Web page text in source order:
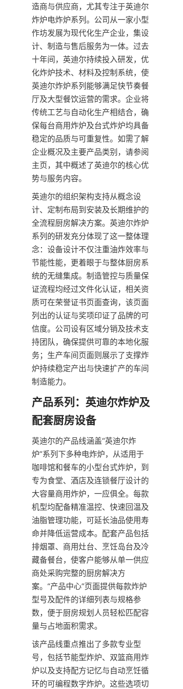
造商与供应商，尤其专注于英迪尔
炸炉电炸炉系列。公司从一家小型
作坊发展为现代化生产企业，集设
计、制造与售后服务为一体。过去
十年间，英迪尔持续投入研发，优
化炸炉技术、材料及控制系统，使
英迪尔炸炉系列能够满足快节奏餐
厅及大型餐饮运营的需求。企业将
传统工艺与自动化生产相结合，确
保每台商用炸炉及台式炸炉均具备
稳定的品质与可重复性。如需了解
企业概况及主要产品类别，请参阅
主页，其中概述了英迪尔的核心优
势与服务内容。
英迪尔的组织架构支持从概念设
计、定制布局到安装及长期维护的
全流程厨房解决方案。英迪尔炸炉
系列的研发充分体现了这一整体理
念：设备设计不仅注重油炸效率与
节能性能，更着眼于与整体厨房系
统的无缝集成。制造管控与质量保
证流程均经过文件化认证，相关资
质可在荣誉证书页面查询，该页面
列出的认证与奖项印证了品牌的可
信度。公司设有区域分销及技术支
持团队，确保提供可靠的本地化服
务；生产车间页面则展示了支撑炸
炉持续稳定产出与快速扩产的车间
制造能力。
产品系列：英迪尔炸炉及
配套厨房设备
英迪尔的产品线涵盖“英迪尔炸
炉”系列下多种电炸炉，从适用于
咖啡馆和餐车的小型台式炸炉，到
专为食堂、酒店及连锁餐厅设计的
大容量商用炸炉，一应俱全。每款
机型均配备精准温控、快速回温及
油脂管理功能，可延长油品使用寿
命并降低运营成本。配套产品包括
排烟罩、商用灶台、烹饪岛台及冷
藏备餐台，使客户能够从单一供应
商处采购完整的厨房解决方
案。“产品中心”页面提供每款炸炉
型号及配件的详细列表与规格参
数，便于厨房规划人员轻松匹配容
量与占地面积需求。
该产品线重点推出了多款专业型
号，包括节能型炸炉、双篮商用炸
炉以及支持配方记忆与自动烹饪循
环的可编程数字炸炉。这些选项切